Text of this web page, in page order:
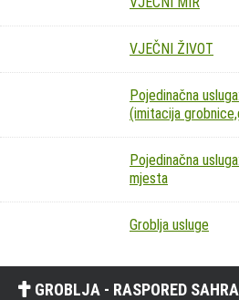
VJEČNI ŽIVOT
Pojedinačna
(imitacija
Pojedinačna
mjesta
Groblja usluge
GROBLJA - RASPORED